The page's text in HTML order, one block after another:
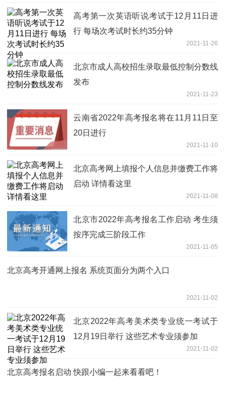
高考第一次英语听说考试于12月11日进
行 每场次考试时长约35分钟
2021-11-26
北京市成人高校招生录取最低控制分数线
发布
2021-11-23
云南省2022年高考报名将在11月11日至
20日进行
2021-11-10
北京高考网上填报个人信息并缴费工作将
启动 详情看这里
2021-11-08
北京市2022年高考报名工作启动 考生须
按序完成三阶段工作
2021-11-05
北京高考开通网上报名 系统页面分为两个入口
2021-11-02
北京2022年高考美术类专业统一考试于
12月19日举行 这些艺术专业须参加
2021-11-02
北京高考报名启动 快跟小编一起来看看吧！